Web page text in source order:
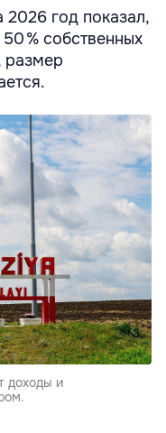
год показал,
% собственных
размер
доходы и